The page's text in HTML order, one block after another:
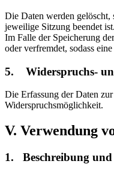
Die Daten werden
jeweilige Sitzung beendet ist.
Im Falle der Speicherung
oder verfremdet, sodass
5. Widerspruchs-
Die Erfassung der Daten
Widerspruchsmöglichkeit.
V. Verwendung
1. Beschreibung